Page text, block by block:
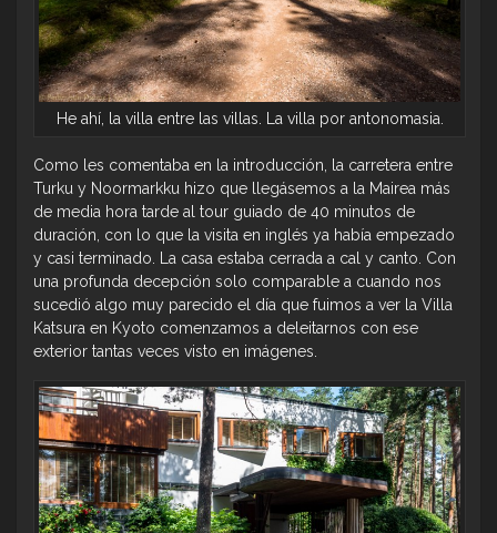
He ahí, la villa entre las villas. La villa por antonomasia.
Como les comentaba en la introducción, la carretera entre
Turku y Noormarkku hizo que llegásemos a la Mairea más
de media hora tarde al tour guiado de 40 minutos de
duración, con lo que la visita en inglés ya había empezado
y casi terminado. La casa estaba cerrada a cal y canto. Con
una profunda decepción solo comparable a cuando nos
sucedió algo muy parecido el día que fuimos a ver la Villa
Katsura en Kyoto comenzamos a deleitarnos con ese
exterior tantas veces visto en imágenes.